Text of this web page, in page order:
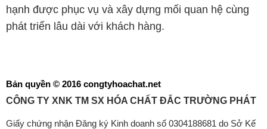
hạnh được phục vụ và xây dựng mối quan hệ cùng
phát triển lâu dài với khách hàng.
Bản quyền © 2016 congtyhoachat.net
CÔNG TY XNK TM SX HÓA CHẤT ĐẮC TRƯỜNG PHÁT
Giấy chứng nhận Đăng ký Kinh doanh số 0304188681 do Sở Kế